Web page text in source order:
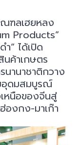
ฑลเฮยหลง
Products”
” ได้เปิด
ค้าเกษตร
นานาชาติกวาง
อุดมสมบูรณ์
หนือของจีนสู่
องกง-มาเก๊า